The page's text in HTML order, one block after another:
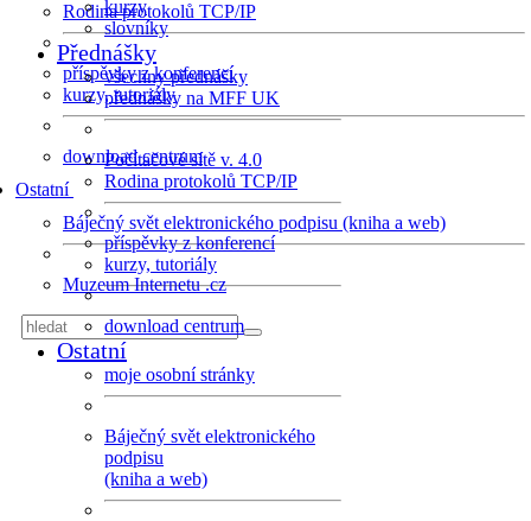
Rodina protokolů TCP/IP
příspěvky z konferencí
kurzy, tutoriály
download centrum
Ostatní
Báječný svět elektronického podpisu (kniha a web)
Muzeum Internetu .cz
kurzy
slovníky
Přednášky
všechny přednášky
přednášky na MFF UK
Počítačové sítě v. 4.0
Rodina protokolů TCP/IP
příspěvky z konferencí
kurzy, tutoriály
download centrum
Ostatní
moje osobní stránky
Báječný svět elektronického
podpisu
(kniha a web)